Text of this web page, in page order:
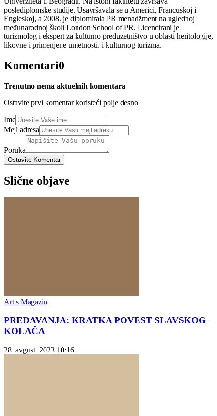
poslediplomske studije. Usavršavala se u Americi, Francuskoj i
Engleskoj, a 2008. je diplomirala PR menadžment na uglednoj
međunarodnoj školi London School of PR. Licencirani je
turizmolog i ekspert za kulturno preduzetništvo u oblasti heritologije,
likovne i primenjene umetnosti, i kulturnog turizma.
Komentari0
Trenutno nema aktuelnih komentara
Ostavite prvi komentar koristeći polje desno.
Ime
Mejl adresa
Poruka
Ostavite Komentar
Slične objave
Artis Magazin
PREDAVANJA: KRATKA POVEST SLAVSKOG
KOLAČA
28. avgust. 2023.10:16